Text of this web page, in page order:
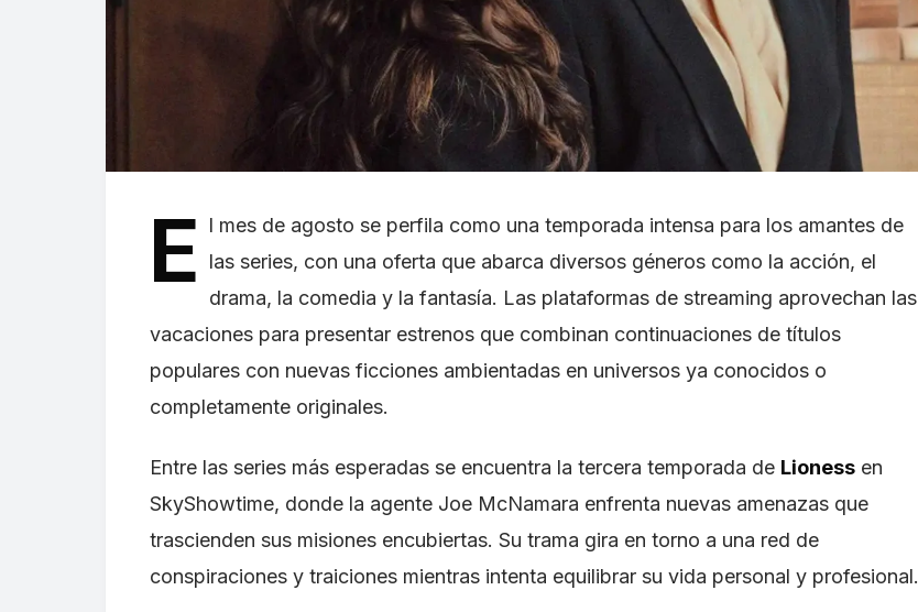
E
l mes de agosto se perfila como una temporada intensa para los amantes de
las series, con una oferta que abarca diversos géneros como la acción, el
drama, la comedia y la fantasía. Las plataformas de streaming aprovechan las
vacaciones para presentar estrenos que combinan continuaciones de títulos
populares con nuevas ficciones ambientadas en universos ya conocidos o
completamente originales.
Entre las series más esperadas se encuentra la tercera temporada de Lioness en
SkyShowtime, donde la agente Joe McNamara enfrenta nuevas amenazas que
trascienden sus misiones encubiertas. Su trama gira en torno a una red de
conspiraciones y traiciones mientras intenta equilibrar su vida personal y profesional.